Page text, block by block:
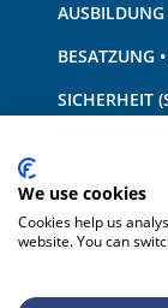
AUSBILDUNG
BESATZUNG
SICHERHEIT
SCHIFF •
HAFTUNG •
We use cookies
Cookies help us
website. You can